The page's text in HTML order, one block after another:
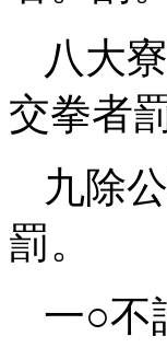
八大
交拳者
九除
罰。
一○不